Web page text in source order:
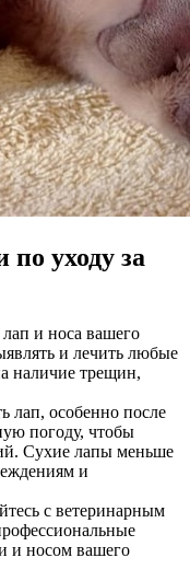
уходу за
лап и носа вашего
и лечить любые
наличие трещин,
лап, особенно после
погоду, чтобы
Сухие лапы меньше
и
с ветеринарным
и носом вашего